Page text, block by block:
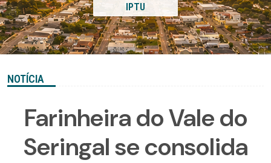
IPTU
NOTÍCIA
Farinheira do Vale do
Seringal se consolida